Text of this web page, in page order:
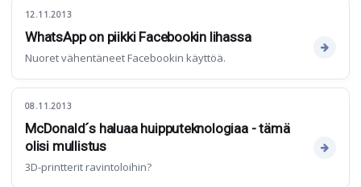
12.11.2013
WhatsApp on piikki Facebookin lihassa
Nuoret vähentäneet Facebookin käyttöä.
08.11.2013
McDonald´s haluaa huipputeknologiaa - tämä
olisi mullistus
3D-printterit ravintoloihin?